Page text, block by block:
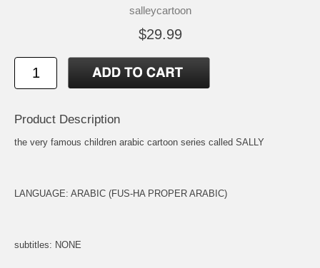
salleycartoon
$29.99
Product Description
the very famous children arabic cartoon series called SALLY
LANGUAGE: ARABIC (FUS-HA PROPER ARABIC)
subtitles: NONE